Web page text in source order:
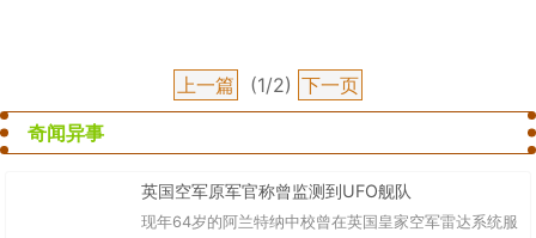
上一篇 (1/2) 下一页
奇闻异事
英国空军原军官称曾监测到UFO舰队
现年64岁的阿兰特纳中校曾在英国皇家空军雷达系统服